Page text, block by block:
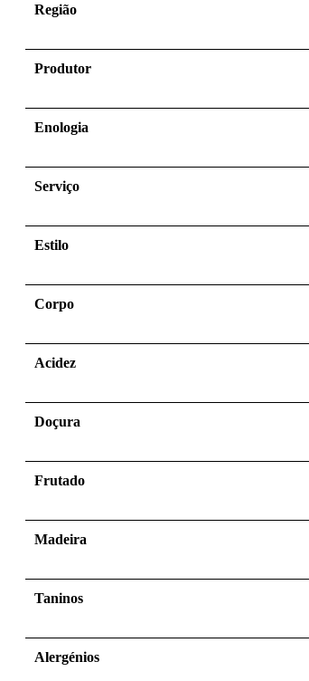
Região
Produtor
Enologia
Serviço
Estilo
Corpo
Acidez
Doçura
Frutado
Madeira
Taninos
Alergénios